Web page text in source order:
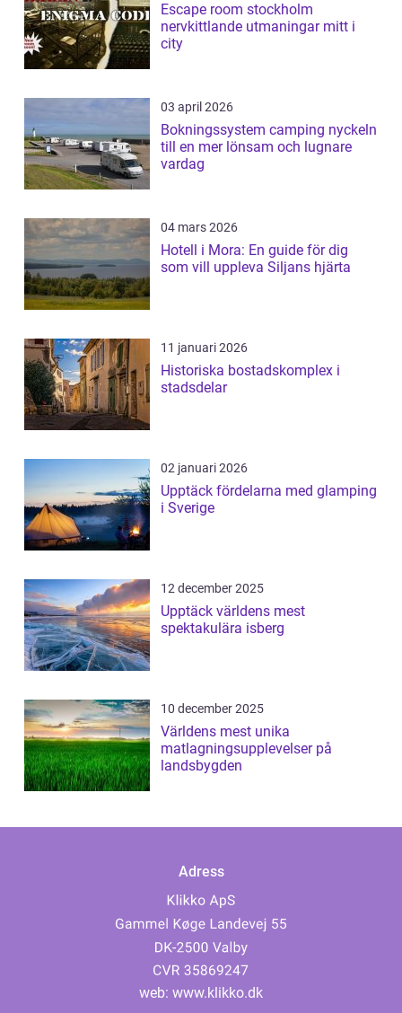
Escape room stockholm
nervkittlande utmaningar mitt i
city
03 april 2026
Bokningssystem camping nyckeln
till en mer lönsam och lugnare
vardag
04 mars 2026
Hotell i Mora: En guide för dig
som vill uppleva Siljans hjärta
11 januari 2026
Historiska bostadskomplex i
stadsdelar
02 januari 2026
Upptäck fördelarna med glamping
i Sverige
12 december 2025
Upptäck världens mest
spektakulära isberg
10 december 2025
Världens mest unika
matlagningsupplevelser på
landsbygden
Adress
web: www.klikko.dk